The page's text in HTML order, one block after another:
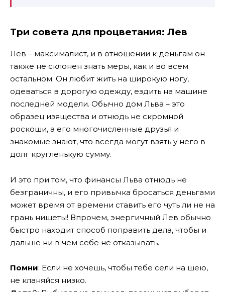
Три совета для процветания: Лев
Лев – максималист, и в отношении к деньгам он
также не склонен знать меры, как и во всем
остальном. Он любит жить на широкую ногу,
одеваться в дорогую одежду, ездить на машине
последней модели. Обычно дом Льва – это
образец изящества и отнюдь не скромной
роскоши, а его многочисленные друзья и
знакомые знают, что всегда могут взять у него в
долг кругленькую сумму.
И это при том, что финансы Льва отнюдь не
безграничны, и его привычка бросаться деньгами
может время от времени ставить его чуть ли не на
грань нищеты! Впрочем, энергичный Лев обычно
быстро находит способ поправить дела, чтобы и
дальше ни в чем себе не отказывать.
Помни: Если не хочешь, чтобы тебе сели на шею,
не кланяйся низко.